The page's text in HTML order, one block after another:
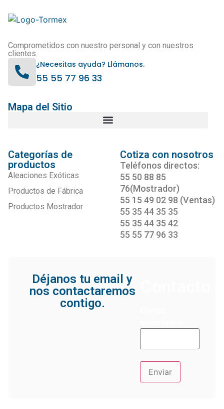
Comprometidos con nuestro personal y con nuestros
clientes.
¿Necesitas ayuda? Llámanos.
55 55 77 96 33
Mapa del Sitio
Categorías de
productos
Aleaciones Exóticas
Productos de Fábrica
Productos Mostrador
Cotiza con nosotros
Teléfonos directos:
55 50 88 85
76(Mostrador)
55 15 49 02 98 (Ventas)
55 35 44 35 35
55 35 44 35 42
55 55 77 96 33
Déjanos tu email y
nos contactaremos
contigo.